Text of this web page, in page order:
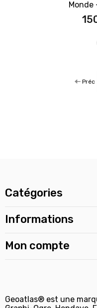
Monde
Préc
Catégories
Informations
Mon compte
Geoatlas® est une